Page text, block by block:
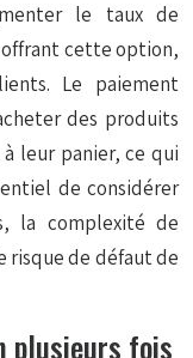
le taux de
offrant cette option,
Le paiement
des produits
leur panier, ce qui
de considérer
la complexité de
risque de défaut de
plusieurs fois